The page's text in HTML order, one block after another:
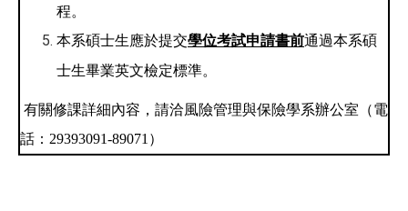
程。
本系碩士生應於提交學位考試申請書前通過本系碩
士生畢業英文檢定標準。
有關修課詳細內容，請洽風險管理與保險學系辦公室（電
話： 29393091-89071 ）